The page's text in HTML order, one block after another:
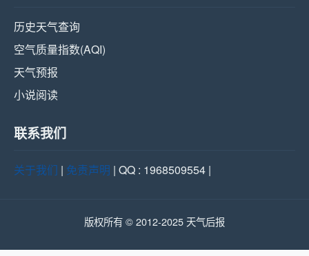
历史天气查询
空气质量指数(AQI)
天气预报
小说阅读
联系我们
关于我们 | 免责声明 | QQ : 1968509554 |
版权所有 © 2012-2025 天气后报